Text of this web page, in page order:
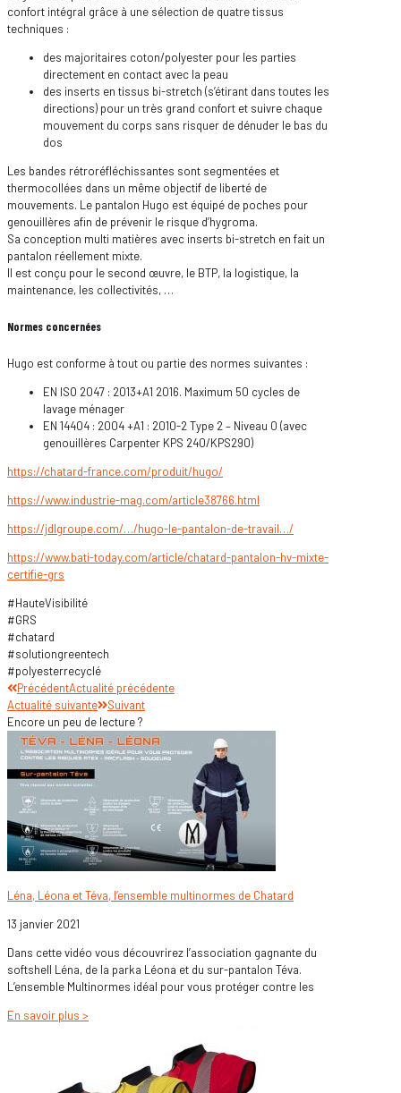
confort intégral grâce à une sélection de quatre tissus
techniques :
des majoritaires coton/polyester pour les parties
directement en contact avec la peau
des inserts en tissus bi-stretch (s’étirant dans toutes les
directions) pour un très grand confort et suivre chaque
mouvement du corps sans risquer de dénuder le bas du
dos
Les bandes rétroréfléchissantes sont segmentées et
thermocollées dans un même objectif de liberté de
mouvements. Le pantalon Hugo est équipé de poches pour
genouillères afin de prévenir le risque d’hygroma.
Sa conception multi matières avec inserts bi-stretch en fait un
pantalon réellement mixte.
Il est conçu pour le second œuvre, le BTP, la logistique, la
maintenance, les collectivités, …
Normes concernées
Hugo est conforme à tout ou partie des normes suivantes :
EN ISO 2047 : 2013+A1 2016. Maximum 50 cycles de
lavage ménager
EN 14404 : 2004 +A1 : 2010-2 Type 2 – Niveau 0 (avec
genouillères Carpenter KPS 240/KPS290)
https://chatard-france.com/produit/hugo/
https://www.industrie-mag.com/article38766.html
https://jdlgroupe.com/…/hugo-le-pantalon-de-travail…/
https://www.bati-today.com/article/chatard-pantalon-hv-mixte-
certifie-grs
#HauteVisibilité
#GRS
#chatard
#solutiongreentech
#polyesterrecyclé
PrécédentActualité précédente
Actualité suivante
Suivant
Encore un peu de lecture ?
Léna, Léona et Téva, l’ensemble multinormes de Chatard
13 janvier 2021
Dans cette vidéo vous découvrirez l’association gagnante du
softshell Léna, de la parka Léona et du sur-pantalon Téva.
L’ensemble Multinormes idéal pour vous protéger contre les
En savoir plus >